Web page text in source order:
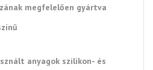
megfelelően gyártva
anyagok szilikon- és